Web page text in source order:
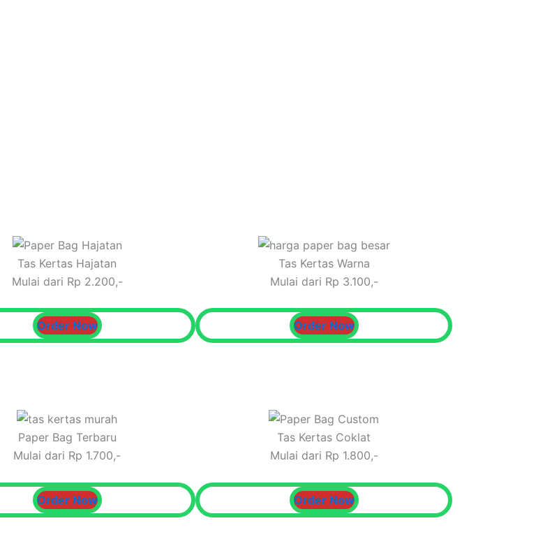
Tas Kertas Hajatan
Mulai dari Rp 2.200,-
Order Now
Tas Kertas Warna
Mulai dari Rp 3.100,-
Order Now
Paper Bag Terbaru
Mulai dari Rp 1.700,-
Order Now
Tas Kertas Coklat
Mulai dari Rp 1.800,-
Order Now